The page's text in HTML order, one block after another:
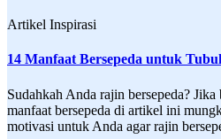
Artikel Inspirasi
14 Manfaat Bersepeda untuk
Sudahkah Anda rajin bersepeda?
manfaat bersepeda di artikel ini
motivasi untuk Anda agar rajin